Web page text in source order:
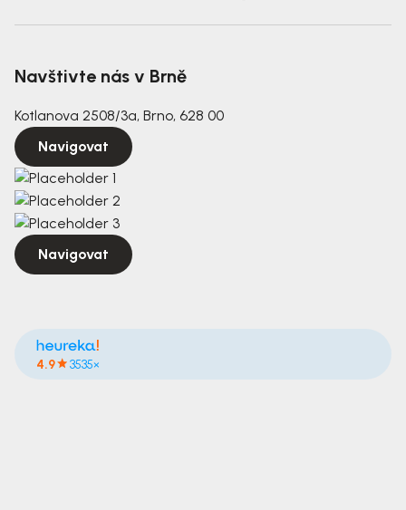
Navštivte nás v Brně
Kotlanova 2508/3a, Brno, 628 00
Navigovat
Navigovat
4.9 3535×